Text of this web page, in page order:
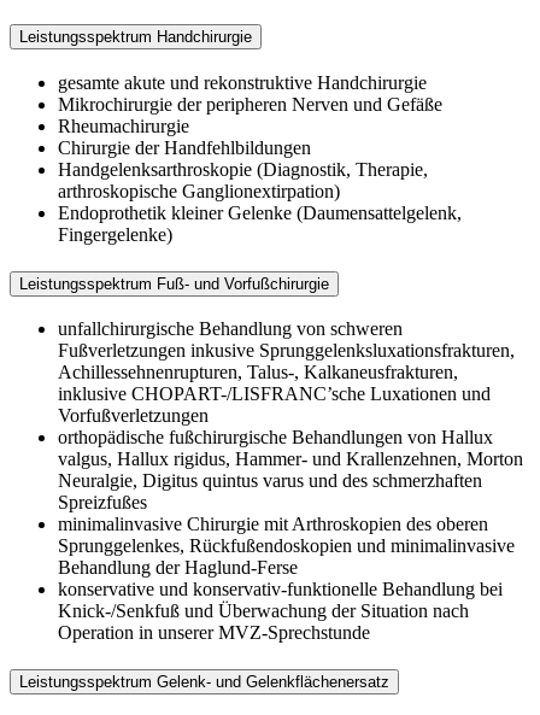
Leistungsspektrum Handchirurgie
gesamte akute und rekonstruktive Handchirurgie
Mikrochirurgie der peripheren Nerven und Gefäße
Rheumachirurgie
Chirurgie der Handfehlbildungen
Handgelenksarthroskopie (Diagnostik, Therapie,
arthroskopische Ganglionextirpation)
Endoprothetik kleiner Gelenke (Daumensattelgelenk,
Fingergelenke)
Leistungsspektrum Fuß- und Vorfußchirurgie
unfallchirurgische Behandlung von schweren
Fußverletzungen inkusive Sprunggelenksluxationsfrakturen,
Achillessehnenrupturen, Talus-, Kalkaneusfrakturen,
inklusive CHOPART-/LISFRANC’sche Luxationen und
Vorfußverletzungen
orthopädische fußchirurgische Behandlungen von Hallux
valgus, Hallux rigidus, Hammer- und Krallenzehnen, Morton
Neuralgie, Digitus quintus varus und des schmerzhaften
Spreizfußes
minimalinvasive Chirurgie mit Arthroskopien des oberen
Sprunggelenkes, Rückfußendoskopien und minimalinvasive
Behandlung der Haglund-Ferse
konservative und konservativ-funktionelle Behandlung bei
Knick-/Senkfuß und Überwachung der Situation nach
Operation in unserer MVZ-Sprechstunde
Leistungsspektrum Gelenk- und Gelenkflächenersatz